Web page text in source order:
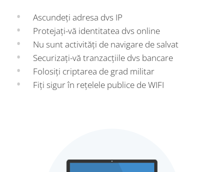
Ascundeți adresa dvs IP
Protejați-vă identitatea dvs online
Nu sunt activități de navigare de salvat
Securizați-vă tranzacțiile dvs bancare
Folosiți criptarea de grad militar
Fiți sigur în rețelele publice de WIFI